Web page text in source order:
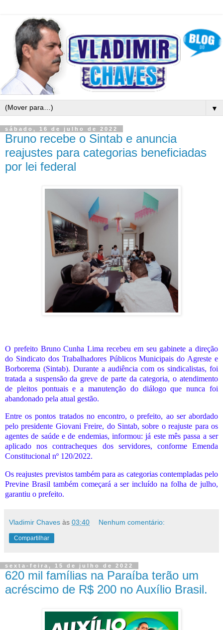
▼
sábado, 16 de julho de 2022
Bruno recebe o Sintab e anuncia
reajustes para categorias beneficiadas
por lei federal
O prefeito Bruno Cunha Lima recebeu em seu gabinete a direção
do Sindicato dos Trabalhadores Públicos Municipais do Agreste e
Borborema (Sintab). Durante a audiência com os sindicalistas, foi
tratada a suspensão da greve de parte da categoria, o atendimento
de pleitos pontuais e a manutenção do diálogo que nunca foi
abandonado pela atual gestão.
Entre os pontos tratados no encontro, o prefeito, ao ser abordado
pelo presidente Giovani Freire, do Sintab, sobre o reajuste para os
agentes de saúde e de endemias, informou: já este mês passa a ser
aplicado nos contracheques dos servidores, conforme Emenda
Constitucional nº 120/2022.
Os reajustes previstos também para as categorias contempladas pelo
Previne Brasil também começará a ser incluído na folha de julho,
garantiu o prefeito.
Vladimir Chaves às 03:40 Nenhum comentário:
Compartilhar
sexta-feira, 15 de julho de 2022
620 mil famílias na Paraíba terão um
acréscimo de R$ 200 no Auxílio Brasil.